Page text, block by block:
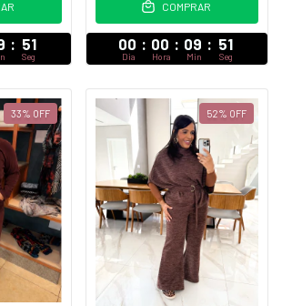
: 47
Seg
COMPRAR
00 : 00 : 09 : 47
Dia Hora Min Seg
33% OFF 52% OFF